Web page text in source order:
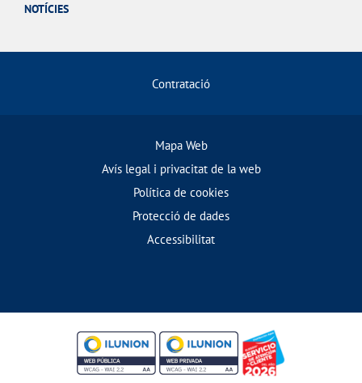
NOTÍCIES
Contratació
Mapa Web
Avís legal i privacitat de la web
Política de cookies
Protecció de dades
Accessibilitat